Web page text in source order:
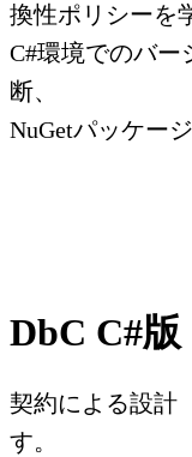
換性ポリシーを
C#環境でのバー
断、
NuGetパッケー
DbC C#版
契約による設計
す。